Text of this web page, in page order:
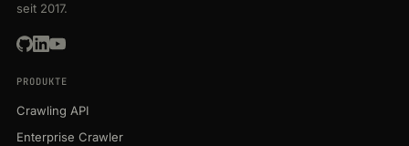
seit 2017.
PRODUKTE
Crawling API
Enterprise Crawler